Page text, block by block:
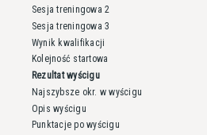
Sesja treningowa 2
Sesja treningowa 3
Wynik kwalifikacji
Kolejność startowa
Rezultat wyścigu
Najszybsze okr. w wyścigu
Opis wyścigu
Punktacje po wyścigu